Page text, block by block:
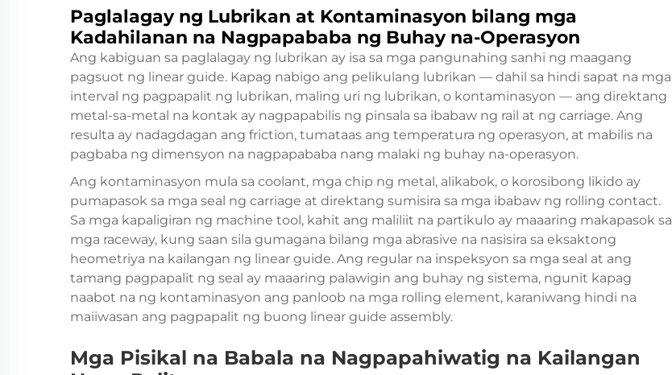
Paglalagay ng Lubrikan at Kontaminasyon bilang mga
Kadahilanan na Nagpapababa ng Buhay na-Operasyon
Ang kabiguan sa paglalagay ng lubrikan ay isa sa mga pangunahing sanhi ng maagang
pagsuot ng linear guide. Kapag nabigo ang pelikulang lubrikan — dahil sa hindi sapat na mga
interval ng pagpapalit ng lubrikan, maling uri ng lubrikan, o kontaminasyon — ang direktang
metal-sa-metal na kontak ay nagpapabilis ng pinsala sa ibabaw ng rail at ng carriage. Ang
resulta ay nadagdagan ang friction, tumataas ang temperatura ng operasyon, at mabilis na
pagbaba ng dimensyon na nagpapababa nang malaki ng buhay na-operasyon.
Ang kontaminasyon mula sa coolant, mga chip ng metal, alikabok, o korosibong likido ay
pumapasok sa mga seal ng carriage at direktang sumisira sa mga ibabaw ng rolling contact.
Sa mga kapaligiran ng machine tool, kahit ang maliliit na partikulo ay maaaring makapasok sa
mga raceway, kung saan sila gumagana bilang mga abrasive na nasisira sa eksaktong
heometriya na kailangan ng linear guide. Ang regular na inspeksyon sa mga seal at ang
tamang pagpapalit ng seal ay maaaring palawigin ang buhay ng sistema, ngunit kapag
naabot na ng kontaminasyon ang panloob na mga rolling element, karaniwang hindi na
maiiwasan ang pagpapalit ng buong linear guide assembly.
Mga Pisikal na Babala na Nagpapahiwatig na Kailangan